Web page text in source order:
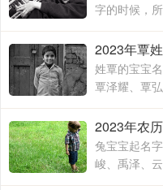
字的时候，
时候就算是
也是有所不
和要求
姓覃的宝宝
覃泽耀、覃
坤、覃玉阳
覃瑞源、覃
兔宝宝起名
峻、禹泽、
林、霄云、